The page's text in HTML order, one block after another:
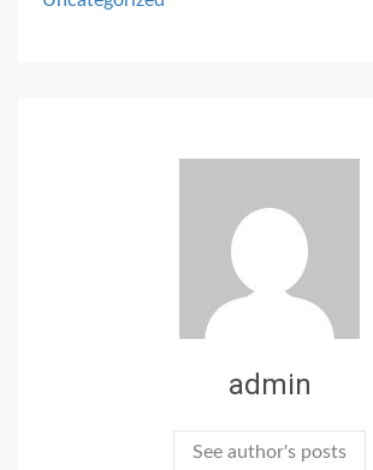
admin
See author's posts